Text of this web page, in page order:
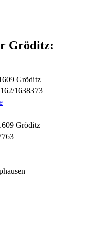
Gröditz:
Gröditz
1638373
Gröditz